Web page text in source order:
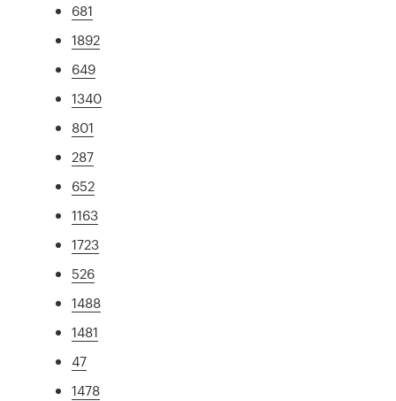
681
1892
649
1340
801
287
652
1163
1723
526
1488
1481
47
1478